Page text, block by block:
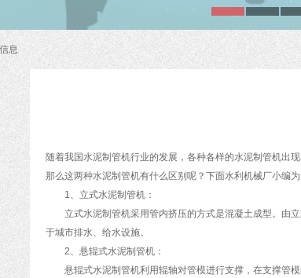
息
随着我国水泥制管机行业的发展，各种各样的水泥制管机出
那么这两种水泥制管机有什么区别呢？下面水利机械厂小编为
1、立式水泥制管机：
立式水泥制管机采用管内挤压的方式是混凝土成型。由
于城市排水、给水设施。
2、悬辊式水泥制管机：
悬辊式水泥制管机利用辊轴对管模进行支撑，在支撑管模